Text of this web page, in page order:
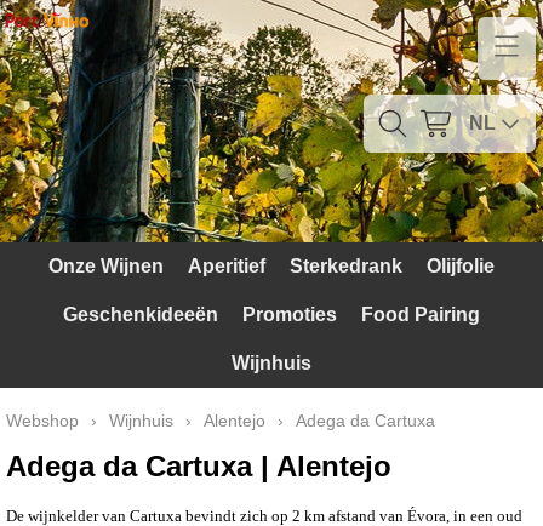
Home
Contact
Mijn account
Verzendkosten
Witte druiven
Rode Druiven
NL
Onze Wijnen Aperitief Sterkedrank Olijfolie
Geschenkideeën Promoties Food Pairing
Wijnhuis
Webshop › Wijnhuis › Alentejo › Adega da Cartuxa
Adega da Cartuxa | Alentejo
De wijnkelder van Cartuxa bevindt zich op 2 km afstand van Évora, in een oud